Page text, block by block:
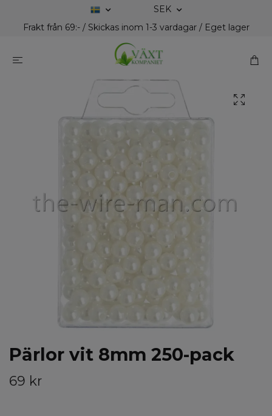
SEK
Frakt från 69:- / Skickas inom 1-3 vardagar / Eget lager
Pärlor vit 8mm 250-pack
69 kr